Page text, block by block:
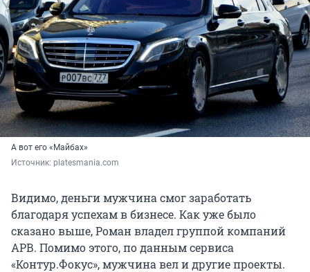
А вот его «Майбах»
Источник: platesmania.com
Видимо, деньги мужчина смог заработать
благодаря успехам в бизнесе. Как уже было
сказано выше, Роман владел группой компаний
АРВ. Помимо этого, по данным сервиса
«Контур.Фокус», мужчина вел и другие проекты.